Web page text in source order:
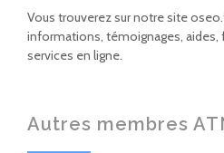
Vous trouverez sur notre site
informations, témoignages,
services en ligne.
Autres membres